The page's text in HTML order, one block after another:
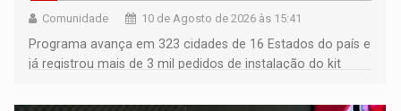
Comunidade 10 de Agosto de 2026 às 15:41
Programa avança em 323 cidades de 16 Estados do país e
já registrou mais de 3 mil pedidos de instalação do kit
contempladas